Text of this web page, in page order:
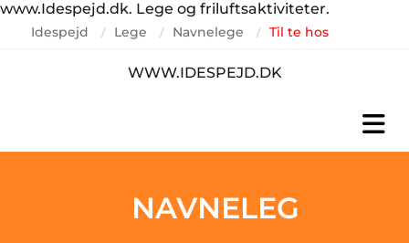
www.Idespejd.dk. Lege og friluftsaktiviteter.
Idespejd / Lege / Navnelege / Til te hos
WWW.IDESPEJD.DK
NAVNELEG